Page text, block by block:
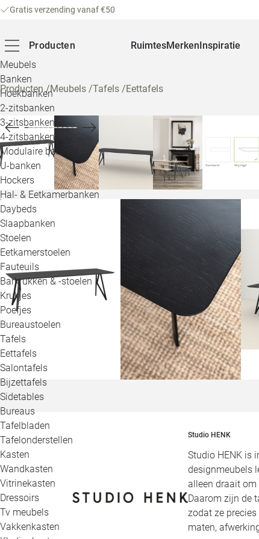
Gratis verzending vanaf €50
Producten
Meubels
Banken
Hoekbanken
2-zitsbanken
3-zitsbanken
4-zitsbanken
Modulaire banken
U-banken
Hockers
Hal- & Eetkamerbanken
Daybeds
Slaapbanken
Stoelen
Eetkamerstoelen
Fauteuils
Barkrukken & -stoelen
Krukjes
Poefjes
Bureaustoelen
Tafels
Eettafels
Salontafels
Bijzettafels
Sidetables
Bureaus
Tafelbladen
Tafelonderstellen
Kasten
Wandkasten
Vitrinekasten
Dressoirs
Tv meubels
Vakkenkasten
RuimtesMerkenInspiratie
Producten/Meubels /Tafels /Eettafels
Studio HENK
Studio HENK is
designmeubels
alleen draait om
Daarom zijn de
zodat ze
maten,